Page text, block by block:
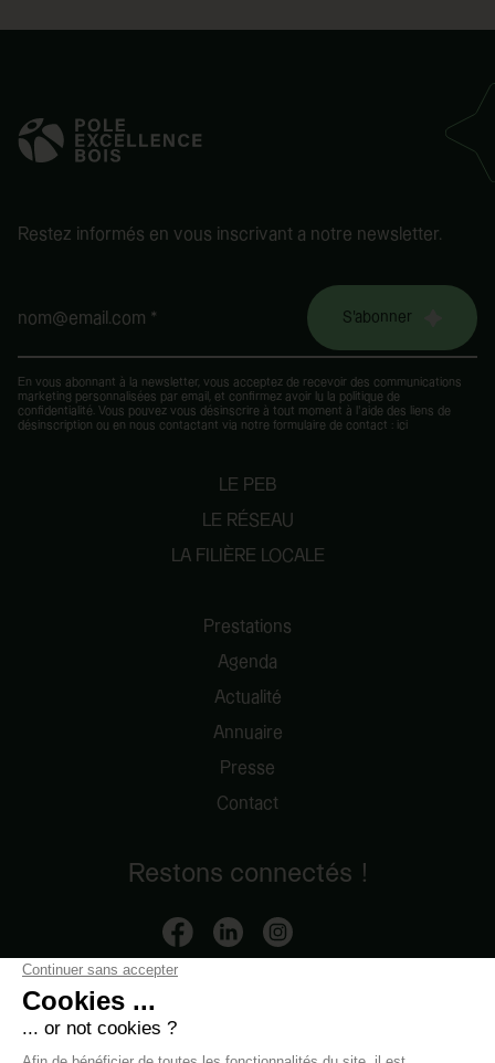
Restez informés en vous inscrivant a notre newsletter.
nom@email.com * S'abonner
En vous abonnant à la newsletter, vous acceptez de recevoir des communications
marketing personnalisées par email, et confirmez avoir lu la politique de
confidentialité . Vous pouvez vous désinscrire à tout moment à l’aide des liens de
désinscription ou en nous contactant via notre formulaire de contact : ici
LE PEB
LE RÉSEAU
LA FILIÈRE LOCALE
Prestations
Agenda
Actualité
Annuaire
Presse
Contact
Restons connectés !
Contact